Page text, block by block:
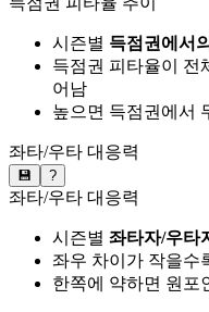
시즌별 득점권에서
득점권 피타율이 전
어남
높으면 득점권에서
좌타/우타 대응력
💾 ?
좌타/우타 대응력
시즌별 좌타자/우타
좌우 차이가 작을수
한쪽에 약하면 원포